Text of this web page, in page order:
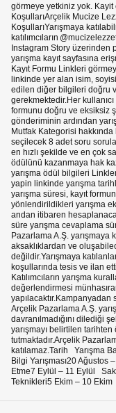
görmeye yetkiniz yok.
KoşullarıArçelik Mucize
KoşullarıYarışmaya
katılımcıların
Instagram Story üzerinden
yarışma kayıt sayfasına
Kayıt Formu Linkleri
linkinde yer alan isim,
edilen diğer bilgileri doğru
gerekmektedir.Her
formunu doğru ve eksiksiz
gönderiminin ardından
Mutfak Kategorisi
seçilecek 8 adet soru
en hızlı şekilde ve en çok
ödülünü kazanmaya hak
yarışma ödül bilgileri
yapin linkinde yarışma
yarışma süresi, kayıt
yönlendirildikleri yarışma
andan itibaren
süre yarışma cevaplama
Pazarlama A.Ş. yarışmaya
aksaklıklardan ve
değildir.Yarışmaya
koşullarında tesis ve ilan
Katılımcıların yarışma
değerlendirmesi
yapılacaktır.Kampanyadan
Arçelik Pazarlama A.Ş.
davranılmadığını dilediği
yarışmayı belirtilen tarihten
tutmaktadır.Arçelik
katılamaz.Tarih Yarışma
Bilgi Yarışması20
Etme7 Eylül – 11 Eylül
Teknikleri5 Ekim – 10